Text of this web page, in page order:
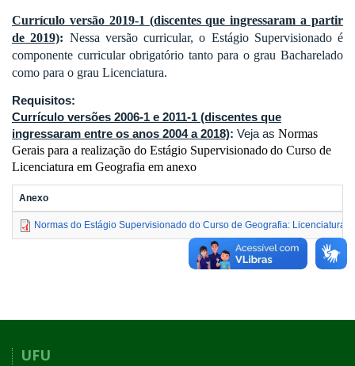
Currículo versão 2019-1 (discentes que ingressaram a partir
de 2019): Nessa versão curricular, o Estágio Supervisionado é
componente curricular obrigatório tanto para o grau Bacharelado
como para o grau Licenciatura.
Requisitos:
Currículo versões 2006-1 e 2011-1 (discentes que
ingressaram entre os anos 2004 a 2018): Veja as Normas
Gerais para a realização do Estágio Supervisionadodo Curso de
Licenciatura em Geografia em anexo
Anexo
Normas do Estágio Supervisionado do Curso de Geografia: Licenciatura
UFU